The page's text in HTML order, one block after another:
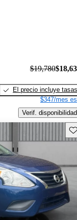
$19,780
El precio incluye tasas
$347/mes
Verif. disponibilidad